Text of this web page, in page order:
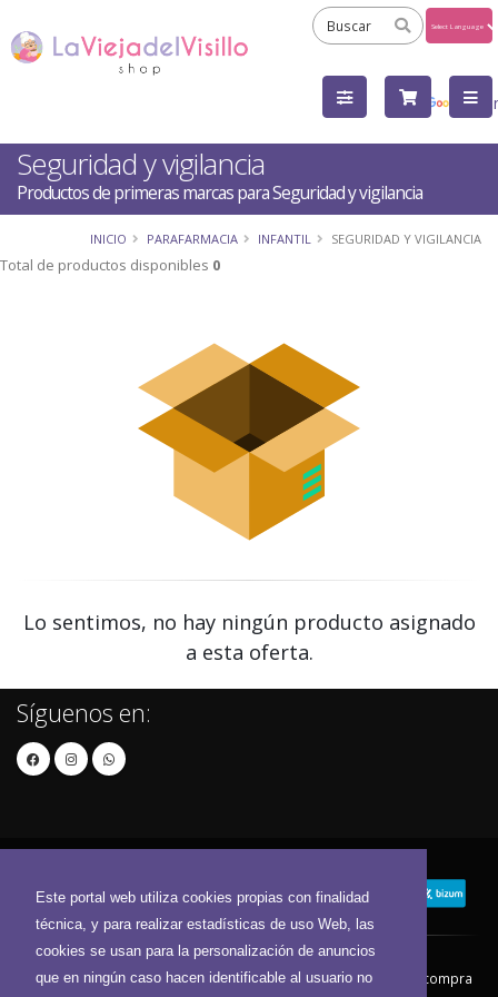
Este portal web utiliza cookies propias con finalidad
técnica, y para realizar estadísticas de uso Web, las
cookies se usan para la personalización de anuncios
que en ningún caso hacen identificable al usuario no
by
Seguridad y vigilancia
Productos de primeras marcas para Seguridad y vigilancia
INICIO PARAFARMACIA INFANTIL SEGURIDAD Y VIGILANCIA
Total de productos disponibles 0
Lo sentimos, no hay ningún producto asignado
a esta oferta.
Síguenos en:
Contacto Aviso Legal
Condiciones de compra